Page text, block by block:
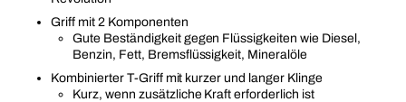
Griff mit 2 Komponenten
Gute Beständigkeit gegen Flüssigkeiten wie Diesel,
Benzin, Fett, Bremsflüssigkeit, Mineralöle
Kombinierter T-Griff mit kurzer und langer Klinge
Kurz, wenn zusätzliche Kraft erforderlich ist